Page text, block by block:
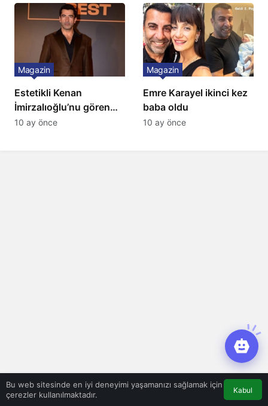
Estetikli Kenan
İmirzalıoğlu’nu gören
tanıyamıyor: Son hali
Magazin
10 ay önce
Emre Karayel ikinci kez
baba oldu
Magazin
10 ay önce
Bu web sitesinde en iyi deneyimi yaşamanızı sağlamak için
çerezler kullanılmaktadır.
Kabul